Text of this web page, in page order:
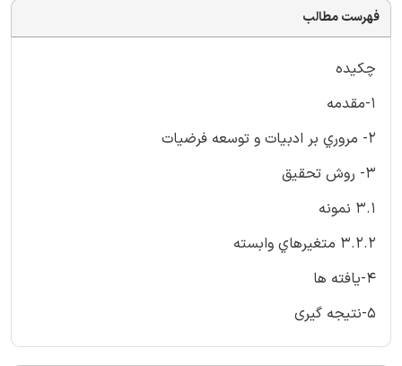
فهرست مطالب
چكيده
1-مقدمه
2- مروري بر ادبيات و توسعه فرضيات
3- روش تحقيق
3.1 نمونه
3.2.2 متغيرهاي وابسته
4-يافته ها
5-نتيجه گيری